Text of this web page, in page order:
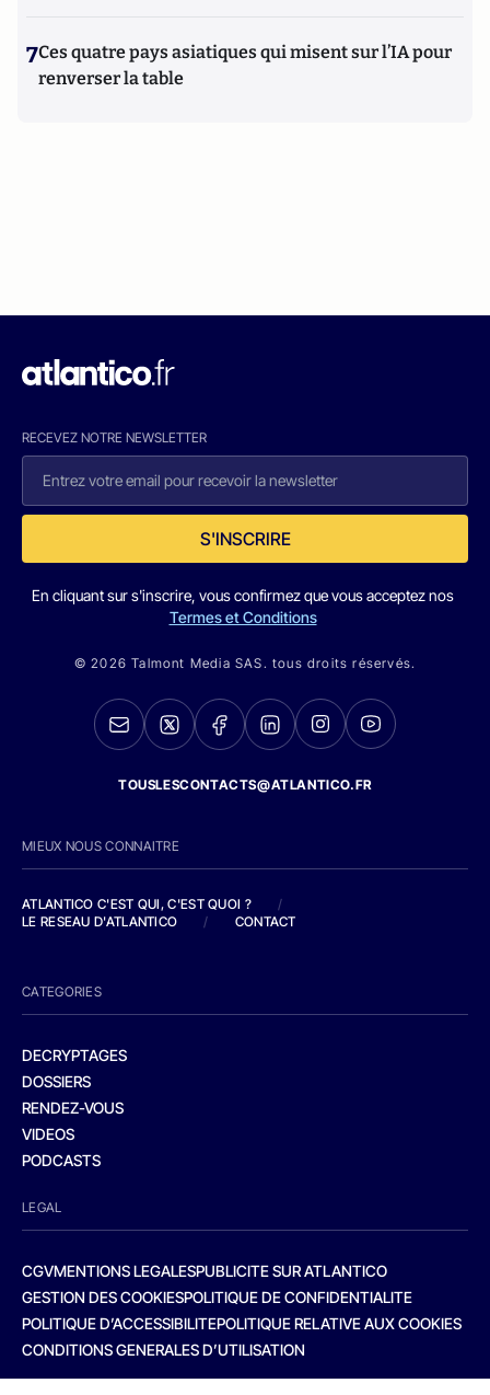
7Ces quatre pays asiatiques qui misent sur l’IA pour
renverser la table
RECEVEZ NOTRE NEWSLETTER
S'INSCRIRE
En cliquant sur s'inscrire, vous confirmez que vous acceptez nos
Termes et Conditions
© 2026 Talmont Media SAS. tous droits réservés.
TOUSLESCONTACTS@ATLANTICO.FR
MIEUX NOUS CONNAITRE
ATLANTICO C'EST QUI, C'EST QUOI ?
/
LE RESEAU D'ATLANTICO
/ CONTACT
CATEGORIES
DECRYPTAGES
DOSSIERS
RENDEZ-VOUS
VIDEOS
PODCASTS
LEGAL
CGVMENTIONS LEGALESPUBLICITE SUR ATLANTICO
GESTION DES COOKIESPOLITIQUE DE CONFIDENTIALITE
POLITIQUE D’ACCESSIBILITEPOLITIQUE RELATIVE AUX COOKIES
CONDITIONS GENERALES D’UTILISATION